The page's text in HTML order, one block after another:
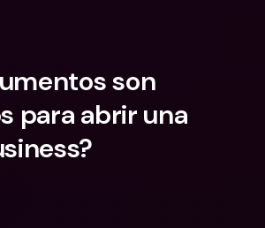
son
para abrir una